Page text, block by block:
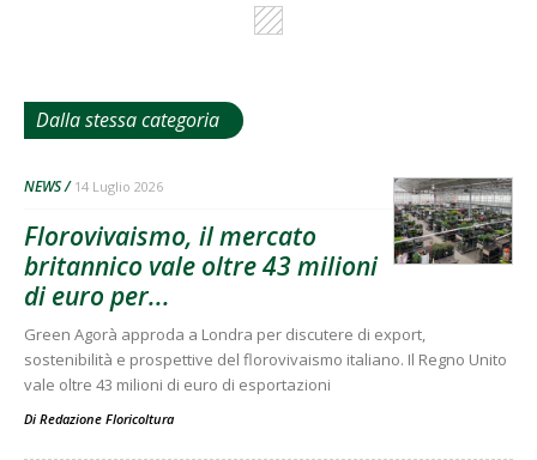
Dalla stessa categoria
NEWS 14 Luglio 2026
Florovivaismo, il mercato
britannico vale oltre 43 milioni
di euro per...
Green Agorà approda a Londra per discutere di export,
sostenibilità e prospettive del florovivaismo italiano. Il Regno Unito
vale oltre 43 milioni di euro di esportazioni
Di Redazione Floricoltura